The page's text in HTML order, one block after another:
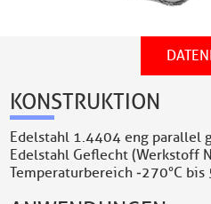
KONSTRUKTION
Edelstahl 1.4404 eng parallel
Edelstahl Geflecht (Werkstoff
Temperaturbereich ‐270°C bis